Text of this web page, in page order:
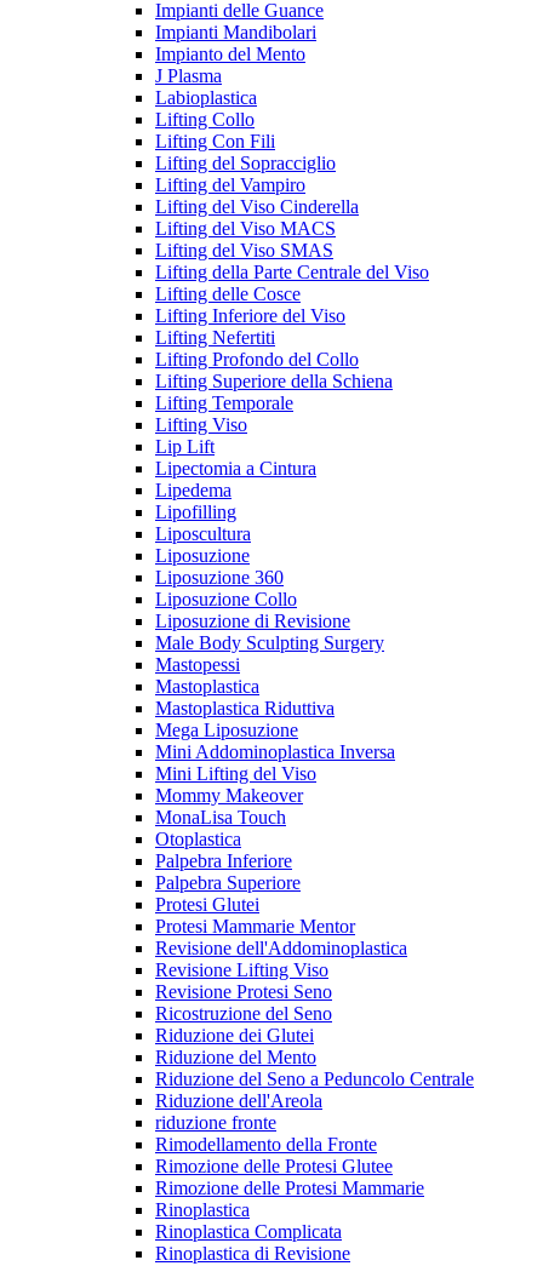
Impianti delle Guance
Impianti Mandibolari
Impianto del Mento
J Plasma
Labioplastica
Lifting Collo
Lifting Con Fili
Lifting del Sopracciglio
Lifting del Vampiro
Lifting del Viso Cinderella
Lifting del Viso MACS
Lifting del Viso SMAS
Lifting della Parte Centrale del Viso
Lifting delle Cosce
Lifting Inferiore del Viso
Lifting Nefertiti
Lifting Profondo del Collo
Lifting Superiore della Schiena
Lifting Temporale
Lifting Viso
Lip Lift
Lipectomia a Cintura
Lipedema
Lipofilling
Liposcultura
Liposuzione
Liposuzione 360
Liposuzione Collo
Liposuzione di Revisione
Male Body Sculpting Surgery
Mastopessi
Mastoplastica
Mastoplastica Riduttiva
Mega Liposuzione
Mini Addominoplastica Inversa
Mini Lifting del Viso
Mommy Makeover
MonaLisa Touch
Otoplastica
Palpebra Inferiore
Palpebra Superiore
Protesi Glutei
Protesi Mammarie Mentor
Revisione dell'Addominoplastica
Revisione Lifting Viso
Revisione Protesi Seno
Ricostruzione del Seno
Riduzione dei Glutei
Riduzione del Mento
Riduzione del Seno a Peduncolo Centrale
Riduzione dell'Areola
riduzione fronte
Rimodellamento della Fronte
Rimozione delle Protesi Glutee
Rimozione delle Protesi Mammarie
Rinoplastica
Rinoplastica Complicata
Rinoplastica di Revisione